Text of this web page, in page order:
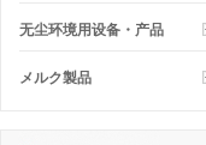
无尘环境用设备・产品
メルク製品